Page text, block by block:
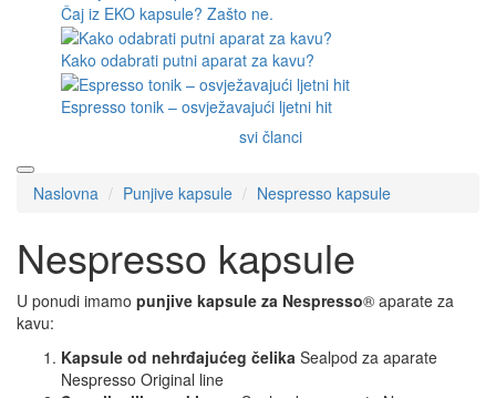
Čaj iz EKO kapsule? Zašto ne.
Kako odabrati putni aparat za kavu?
Espresso tonik – osvježavajući ljetni hit
svi članci
Naslovna Punjive kapsule Nespresso kapsule
Nespresso kapsule
U ponudi imamo punjive kapsule za Nespresso® aparate za
kavu:
Kapsule od nehrđajućeg čelika Sealpod za aparate
Nespresso Original line